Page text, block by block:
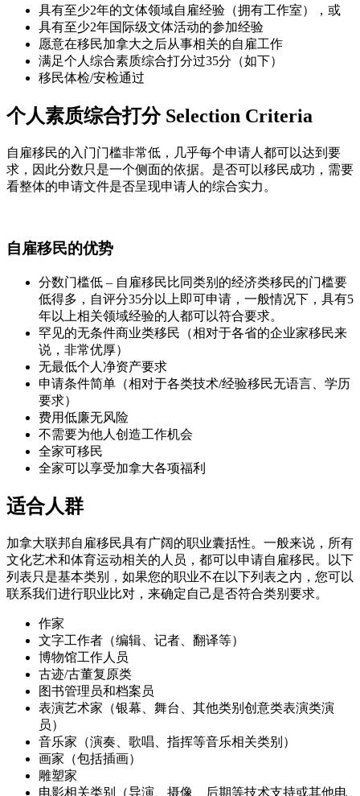
具有至少2年的文体领域自雇经验（拥有工作室），或
具有至少2年国际级文体活动的参加经验
愿意在移民加拿大之后从事相关的自雇工作
满足个人综合素质综合打分过35分（如下）
移民体检/安检通过
个人素质综合打分 Selection Criteria
自雇移民的入门门槛非常低，几乎每个申请人都可以达到要
求，因此分数只是一个侧面的依据。是否可以移民成功，需要
看整体的申请文件是否呈现申请人的综合实力。
自雇移民的优势
分数门槛低 – 自雇移民比同类别的经济类移民的门槛要
低得多，自评分35分以上即可申请，一般情况下，具有5
年以上相关领域经验的人都可以符合要求。
罕见的无条件商业类移民（相对于各省的企业家移民来
说，非常优厚）
无最低个人净资产要求
申请条件简单（相对于各类技术/经验移民无语言、学历
要求）
费用低廉无风险
不需要为他人创造工作机会
全家可移民
全家可以享受加拿大各项福利
适合人群
加拿大联邦自雇移民具有广阔的职业囊括性。一般来说，所有
文化艺术和体育运动相关的人员，都可以申请自雇移民。以下
列表只是基本类别，如果您的职业不在以下列表之内，您可以
联系我们进行职业比对，来确定自己是否符合类别要求。
作家
文字工作者（编辑、记者、翻译等）
博物馆工作人员
古迹/古董复原类
图书管理员和档案员
表演艺术家（银幕、舞台、其他类别创意类表演类演
员）
音乐家（演奏、歌唱、指挥等音乐相关类别）
画家（包括插画）
雕塑家
电影相关类别（导演、摄像、后期等技术支持或其他电